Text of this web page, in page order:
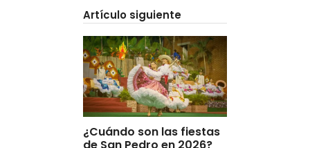
Artículo siguiente
¿Cuándo son las fiestas
de San Pedro en 2026?